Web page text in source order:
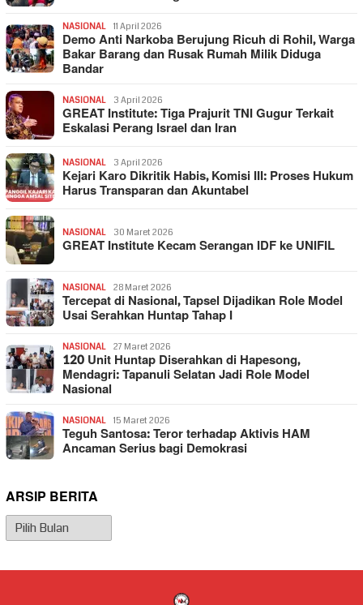
NASIONAL 11 April 2026
Demo Anti Narkoba Berujung Ricuh di Rohil, Warga
Bakar Barang dan Rusak Rumah Milik Diduga
Bandar
NASIONAL 3 April 2026
GREAT Institute: Tiga Prajurit TNI Gugur Terkait
Eskalasi Perang Israel dan Iran
NASIONAL 3 April 2026
Kejari Karo Dikritik Habis, Komisi III: Proses Hukum
Harus Transparan dan Akuntabel
NASIONAL 30 Maret 2026
GREAT Institute Kecam Serangan IDF ke UNIFIL
NASIONAL 28 Maret 2026
Tercepat di Nasional, Tapsel Dijadikan Role Model
Usai Serahkan Huntap Tahap I
NASIONAL 27 Maret 2026
120 Unit Huntap Diserahkan di Hapesong,
Mendagri: Tapanuli Selatan Jadi Role Model
Nasional
NASIONAL 15 Maret 2026
Teguh Santosa: Teror terhadap Aktivis HAM
Ancaman Serius bagi Demokrasi
ARSIP BERITA
Arsip
Berita